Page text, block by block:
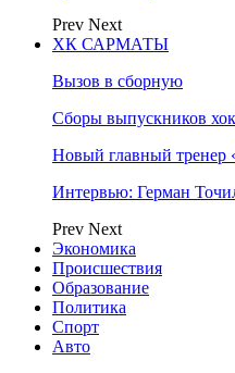
Prev Next
ХК САРМАТЫ
Вызов в сборную
Сборы выпускников
Новый главный тренер
Интервью: Герман
Prev Next
Экономика
Происшествия
Образование
Политика
Спорт
Авто